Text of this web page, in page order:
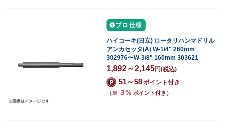
プロ仕様
ハイコーキ(日立) ロータリハンマドリル
アンカセッタ(A) W-1/4" 260mm
302976〜W-3/8" 160mm 303621
1,892～2,145円(税込)
51～58 ポイント付き
（※ ３% ポイント付き）